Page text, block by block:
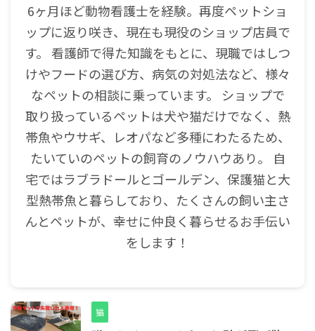
6ヶ月ほど動物看護士を経験。再度ペットショ
ップに返り咲き、現在も現役のショップ店員で
す。 看護師で得た知識をもとに、現職ではしつ
けやフードの選び方、病気の対処法など、様々
なペットの相談に乗っています。 ショップで
取り扱っているペットは犬や猫だけでなく、熱
帯魚やウサギ、レオパなど多種にわたるため、
たいていのペットの飼育のノウハウあり。 自
宅ではラブラドールとゴールデン、保護猫と大
型熱帯魚と暮らしており、たくさんの飼い主さ
んとペットが、幸せに仲良く暮らせるお手伝い
をします！
猫